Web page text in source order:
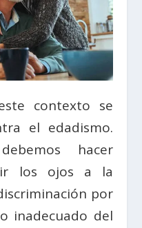
contexto se
el edadismo.
hacer
los ojos a la
por
inadecuado del